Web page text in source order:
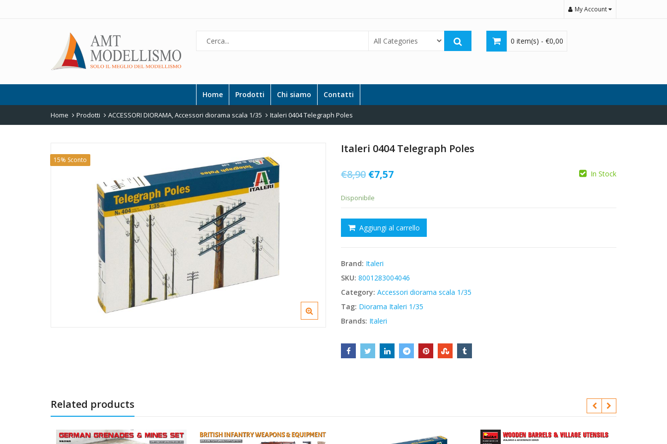
My Account
0 item(s) - €0,00
Home Prodotti Chi siamo Contatti
Home Prodotti ACCESSORI DIORAMA,Accessori diorama scala 1/35 Italeri 0404 Telegraph Poles
15% Sconto
Italeri 0404 Telegraph Poles
€8,90 Il
era:
€8,90.
€7,57Il
è:
€7,57.
In Stock
Disponibile
Aggiungi al carrello
Brand: Italeri
SKU: 8001283004046
Category: Accessori diorama scala 1/35
Tag: Diorama Italeri 1/35
Brands: Italeri
Related products